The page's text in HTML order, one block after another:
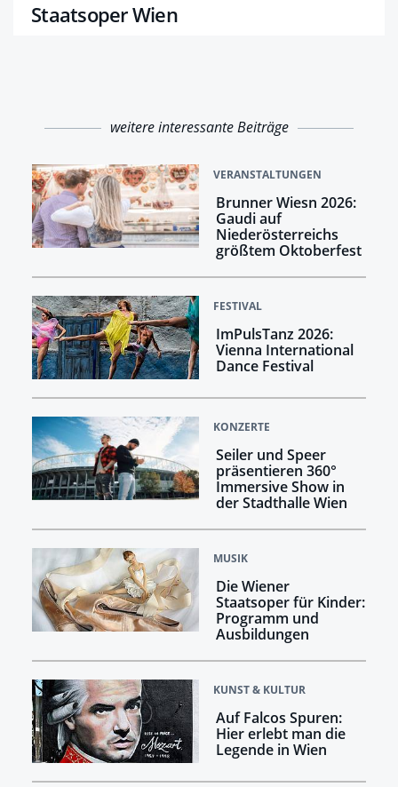
Staatsoper Wien
weitere interessante Beiträge
VERANSTALTUNGEN
Brunner Wiesn 2026:
Gaudi auf
Niederösterreichs
größtem Oktoberfest
FESTIVAL
ImPulsTanz 2026:
Vienna International
Dance Festival
KONZERTE
Seiler und Speer
präsentieren 360°
Immersive Show in
der Stadthalle Wien
MUSIK
Die Wiener
Staatsoper für Kinder:
Programm und
Ausbildungen
KUNST & KULTUR
Auf Falcos Spuren:
Hier erlebt man die
Legende in Wien